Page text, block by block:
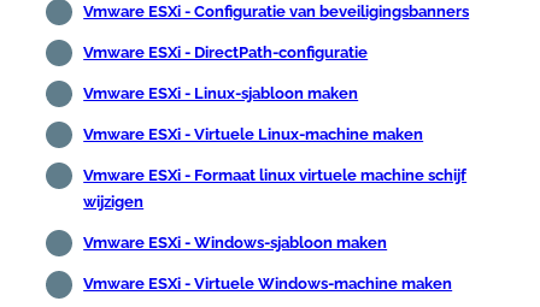
Vmware ESXi - Configuratie van beveiligingsbanners
Vmware ESXi - DirectPath-configuratie
Vmware ESXi - Linux-sjabloon maken
Vmware ESXi - Virtuele Linux-machine maken
Vmware ESXi - Formaat linux virtuele machine schijf
wijzigen
Vmware ESXi - Windows-sjabloon maken
Vmware ESXi - Virtuele Windows-machine maken